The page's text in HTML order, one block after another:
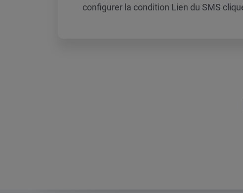
configurer la condition Lien du SMS